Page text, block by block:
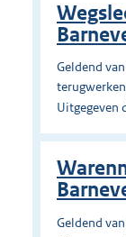
Geldend
Uitgegeven
Geldend